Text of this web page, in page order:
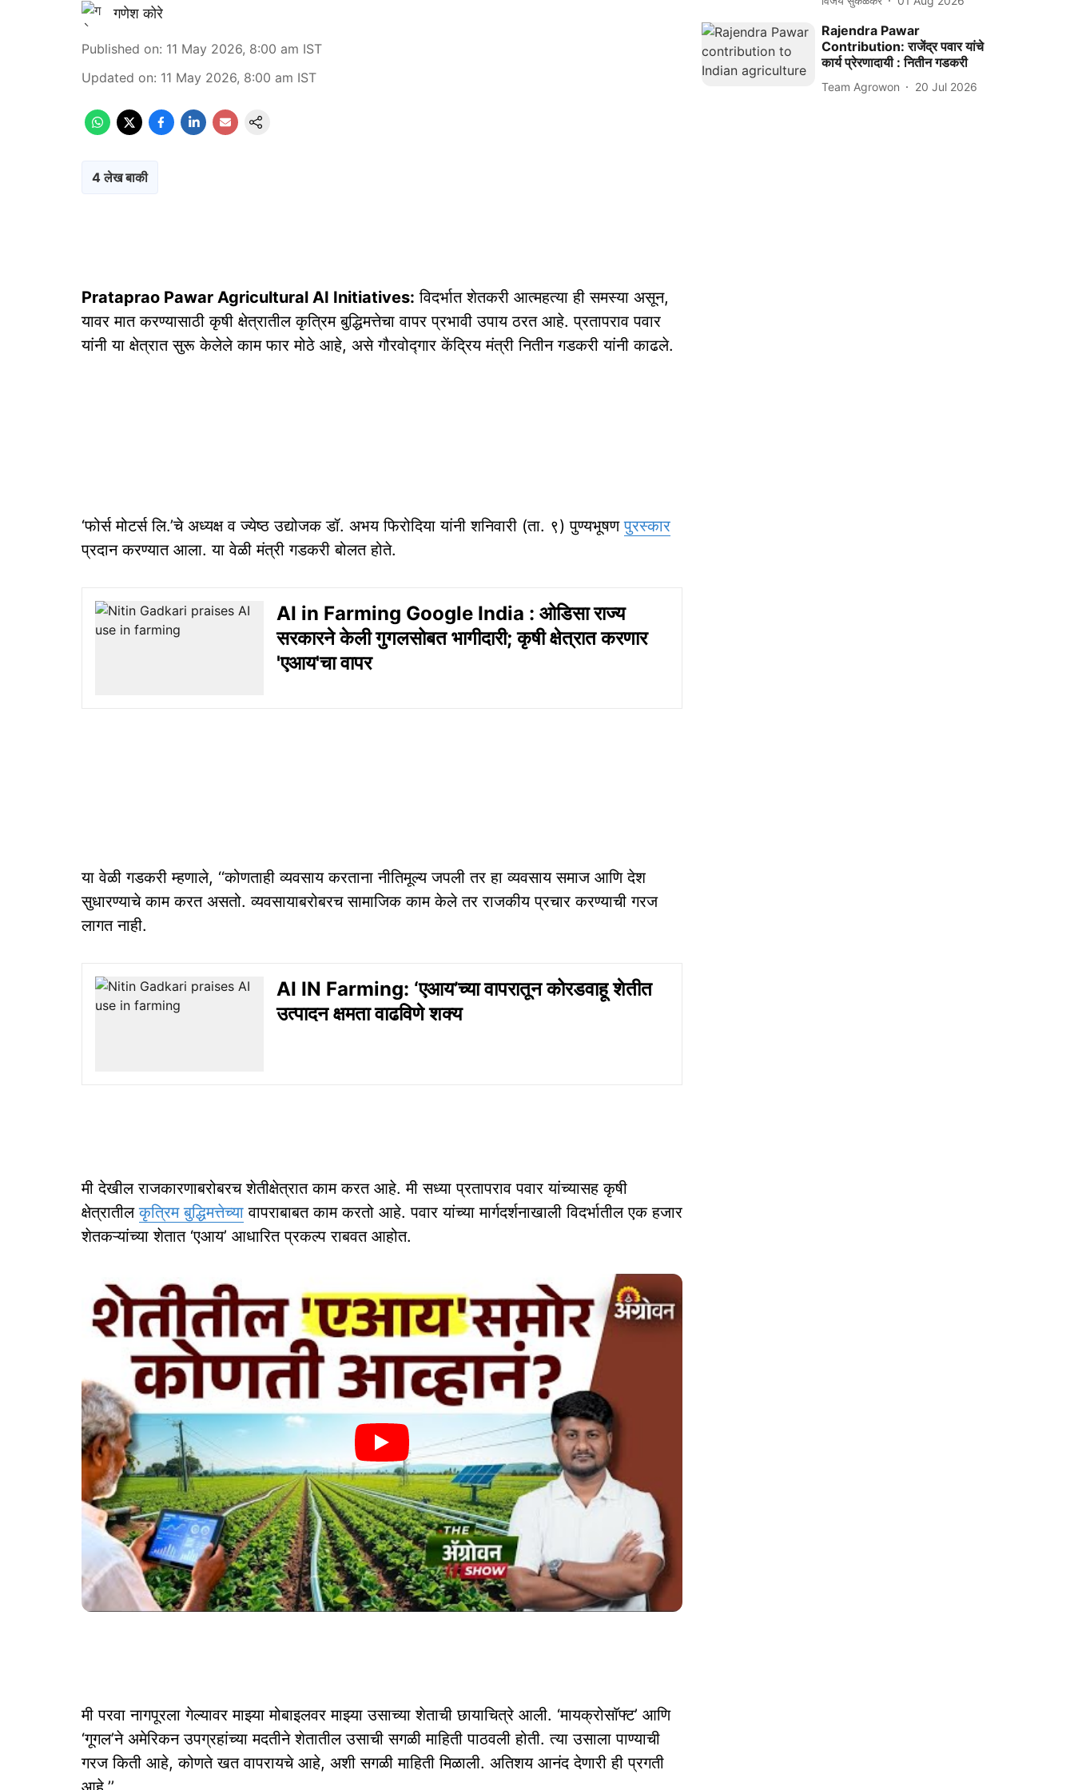
गणेश कोरे
Published on: 11 May 2026, 8:00 am IST
Updated on: 11 May 2026, 8:00 am IST
4 लेख बाकी
Prataprao Pawar Agricultural AI Initiatives: विदर्भात शेतकरी आत्महत्या ही समस्या असून,
यावर मात करण्यासाठी कृषी क्षेत्रातील कृत्रिम बुद्धिमत्तेचा वापर प्रभावी उपाय ठरत आहे. प्रतापराव पवार
यांनी या क्षेत्रात सुरू केलेले काम फार मोठे आहे, असे गौरवोद्गार केंद्रिय मंत्री नितीन गडकरी यांनी काढले.
‘फोर्स मोटर्स लि.’चे अध्यक्ष व ज्येष्ठ उद्योजक डॉ. अभय फिरोदिया यांनी शनिवारी (ता. ९) पुण्यभूषणपुरस्कार
प्रदान करण्यात आला. या वेळी मंत्री गडकरी बोलत होते.
AI in Farming Google India : ओडिसा राज्य
सरकारने केली गुगलसोबत भागीदारी; कृषी क्षेत्रात करणार
'एआय'चा वापर
या वेळी गडकरी म्हणाले, ‘‘कोणताही व्यवसाय करताना नीतिमूल्य जपली तर हा व्यवसाय समाज आणि देश
सुधारण्याचे काम करत असतो. व्यवसायाबरोबरच सामाजिक काम केले तर राजकीय प्रचार करण्याची गरज
लागत नाही.
AI IN Farming: ‘एआय’च्या वापरातून कोरडवाहू शेतीत
उत्पादन क्षमता वाढविणे शक्य
मी देखील राजकारणाबरोबरच शेतीक्षेत्रात काम करत आहे. मी सध्या प्रतापराव पवार यांच्यासह कृषी
क्षेत्रातीलकृत्रिम बुद्धिमत्तेच्या वापराबाबत काम करतो आहे. पवार यांच्या मार्गदर्शनाखाली विदर्भातील एक हजार
शेतकऱ्यांच्या शेतात ‘एआय’ आधारित प्रकल्प राबवत आहोत.
मी परवा नागपूरला गेल्यावर माझ्या मोबाइलवर माझ्या उसाच्या शेताची छायाचित्रे आली. ‘मायक्रोसाॅफ्ट’ आणि
‘गूगल’ने अमेरिकन उपग्रहांच्या मदतीने शेतातील उसाची सगळी माहिती पाठवली होती. त्या उसाला पाण्याची
गरज किती आहे, कोणते खत वापरायचे आहे, अशी सगळी माहिती मिळाली. अतिशय आनंद देणारी ही प्रगती
Rajendra Pawar
Contribution: राजेंद्र पवार यांचे
कार्य प्रेरणादायी : नितीन गडकरी
Team Agrowon 20 Jul 2026